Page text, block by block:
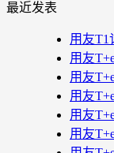
最近发表
用友T1
用友
用友
用友
用友
用友